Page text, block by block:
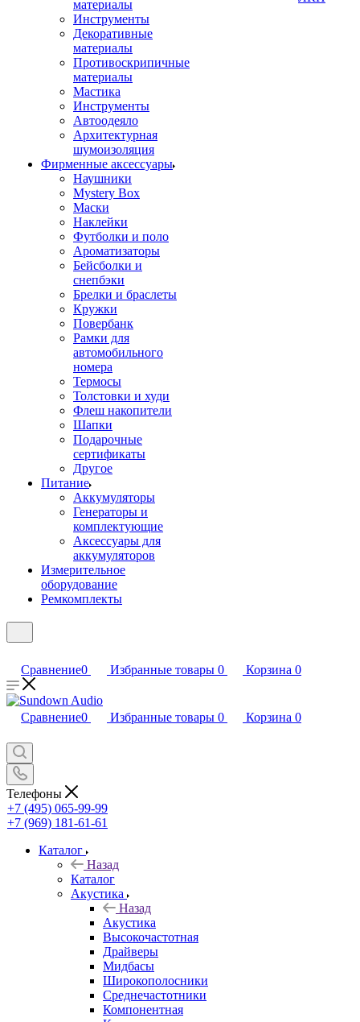
материалы
Инструменты
Декоративные
материалы
Противоскрипичные
материалы
Мастика
Инструменты
Автоодеяло
Архитектурная
шумоизоляция
Фирменные аксессуары
Наушники
Mystery Box
Маски
Наклейки
Футболки и поло
Ароматизаторы
Бейсболки и
снепбэки
Брелки и браслеты
Кружки
Повербанк
Рамки для
автомобильного
номера
Термосы
Толстовки и худи
Флеш накопители
Шапки
Подарочные
сертификаты
Другое
Питание
Аккумуляторы
Генераторы и
комплектующие
Аксессуары для
аккумуляторов
Измерительное
оборудование
Ремкомплекты
Сравнение0 Избранные товары 0 Корзина 0
Сравнение0 Избранные товары 0 Корзина 0
Телефоны
+7 (495) 065-99-99
+7 (969) 181-61-61
Каталог
Назад
Каталог
Акустика
Назад
Акустика
Высокочастотная
Драйверы
Мидбасы
Широкополосники
Среднечастотники
Компонентная